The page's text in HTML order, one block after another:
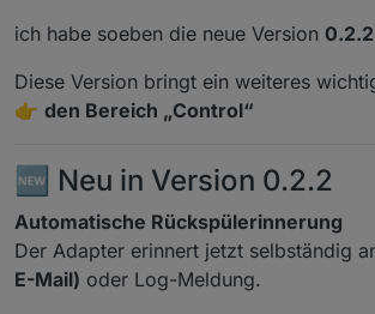
ich habe soeben die neue Version 0.2.2
Diese Version bringt ein weiteres
👉 den Bereich „Control“
🆕 Neu in Version 0.2.2
Automatische Rückspülerinnerung
Der Adapter erinnert jetzt selbständig
E-Mail) oder Log-Meldung.